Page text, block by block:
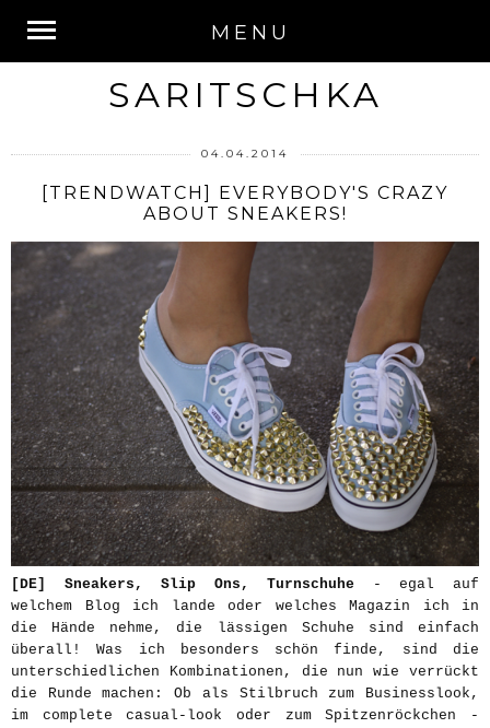
MENU
SARITSCHKA
04.04.2014
[TRENDWATCH] EVERYBODY'S CRAZY
ABOUT SNEAKERS!
[DE] Sneakers, Slip Ons, Turnschuhe - egal auf
welchem Blog ich lande oder welches Magazin ich in
die Hände nehme, die lässigen Schuhe sind einfach
überall! Was ich besonders schön finde, sind die
unterschiedlichen Kombinationen, die nun wie verrückt
die Runde machen: Ob als Stilbruch zum Businesslook,
im complete casual-look oder zum Spitzenröckchen -